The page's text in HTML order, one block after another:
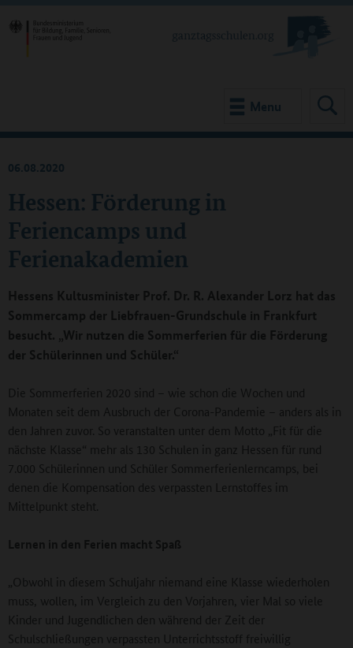
Menu
Hessen: Förderung in
Feriencamps und
Ferienakademien
06.08.2020
Hessens Kultusminister Prof. Dr. R. Alexander Lorz hat das
Sommercamp der Liebfrauen-Grundschule in Frankfurt
besucht. „Wir nutzen die Sommerferien für die Förderung
der Schülerinnen und Schüler.“
Die Sommerferien 2020 sind – wie schon die Wochen und
Monaten seit dem Ausbruch der Corona-Pandemie – anders als in
den Jahren zuvor. So veranstalten unter dem Motto „Fit für die
nächste Klasse“ mehr als 130 Schulen in ganz Hessen für rund
7.000 Schülerinnen und Schüler Sommerferienlerncamps, bei
denen die Kompensation des verpassten Lernstoffes im
Mittelpunkt steht.
Lernen in den Ferien macht Spaß
„Obwohl in diesem Schuljahr niemand eine Klasse wiederholen
muss, wollen, im Vergleich zu den Vorjahren, vier Mal so viele
Kinder und Jugendlichen den während der Zeit der
Schulschließungen verpassten Unterrichtsstoff freiwillig